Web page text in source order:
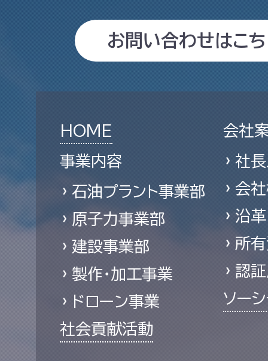
お問い合わせはこ
HOME
事業内容
石油プラント事業部
原子力事業部
建設事業部
製作・加工事業
ドローン事業
社会貢献活動
会社
社長
会
沿革
所
認
ソー